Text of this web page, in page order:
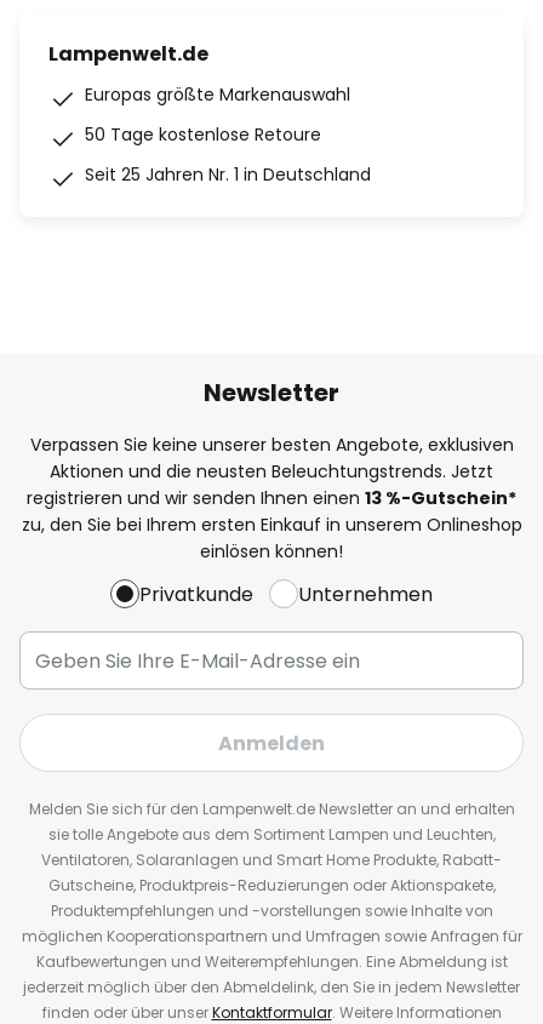
Lampenwelt.de
Europas größte Markenauswahl
50 Tage kostenlose Retoure
Seit 25 Jahren Nr. 1 in Deutschland
Newsletter
Verpassen Sie keine unserer besten Angebote, exklusiven
Aktionen und die neusten Beleuchtungstrends. Jetzt
registrieren und wir senden Ihnen einen 13 %-Gutschein*
zu, den Sie bei Ihrem ersten Einkauf in unserem Onlineshop
einlösen können!
Privatkunde Unternehmen
Anmelden
Melden Sie sich für den Lampenwelt.de Newsletter an und erhalten
sie tolle Angebote aus dem Sortiment Lampen und Leuchten,
Ventilatoren, Solaranlagen und Smart Home Produkte, Rabatt-
Gutscheine, Produktpreis-Reduzierungen oder Aktionspakete,
Produktempfehlungen und -vorstellungen sowie Inhalte von
möglichen Kooperationspartnern und Umfragen sowie Anfragen für
Kaufbewertungen und Weiterempfehlungen. Eine Abmeldung ist
jederzeit möglich über den Abmeldelink, den Sie in jedem Newsletter
finden oder über unserKontaktformular. Weitere Informationen